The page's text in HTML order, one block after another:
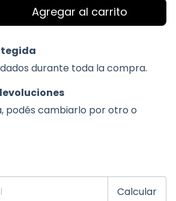
durante toda la compra.
podés cambiarlo por otro o
Calcular